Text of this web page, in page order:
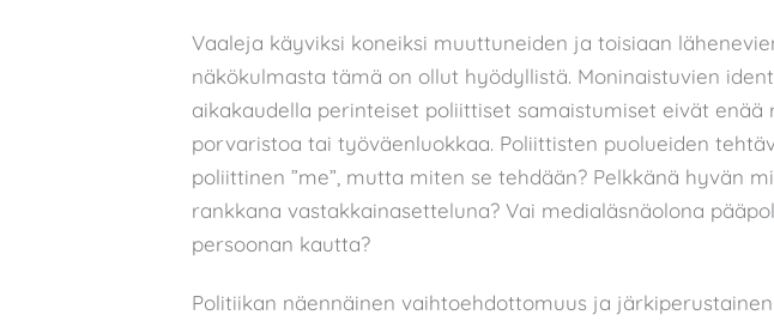
Vaaleja käyviksi koneiksi muuttuneiden ja toisiaan
näkökulmasta tämä on ollut hyödyllistä. Moninaistuvien
aikakaudella perinteiset poliittiset samaistumiset eivät enää
porvaristoa tai työväenluokkaa. Poliittisten puolueiden
poliittinen ”me”, mutta miten se tehdään? Pelkkänä hyvän
rankkana vastakkainasetteluna? Vai medialäsnäolona
persoonan kautta?
Politiikan näennäinen vaihtoehdottomuus ja